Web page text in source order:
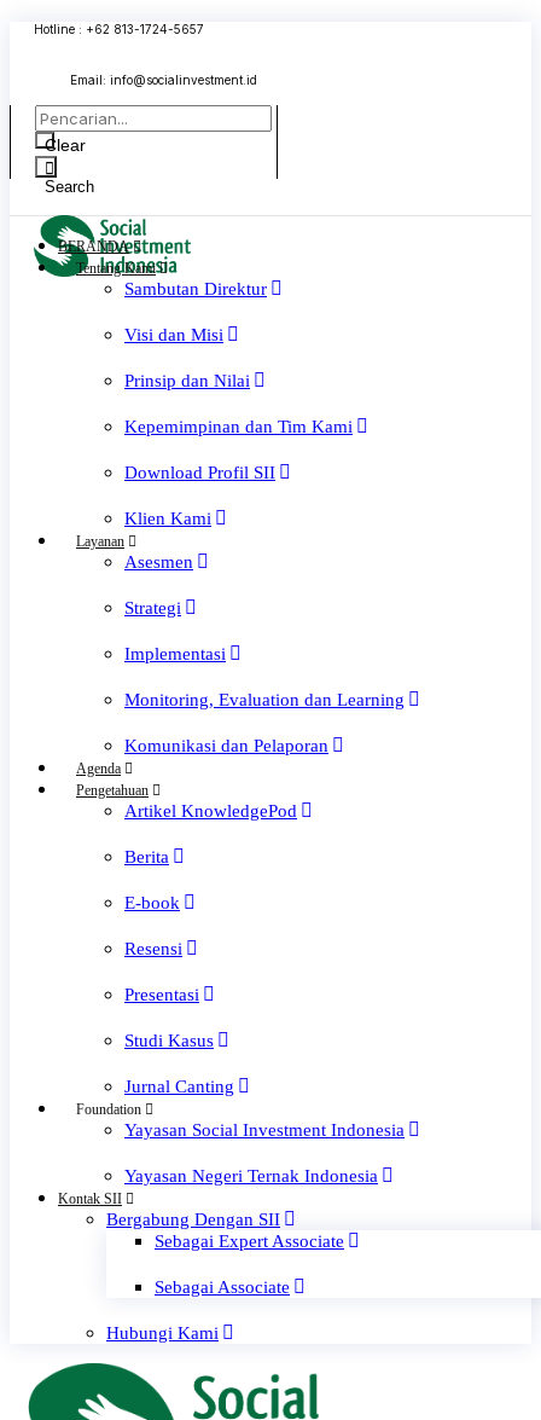
Hotline : +62 813-1724-5657
Email: info@socialinvestment.id
Clear
Search
BERANDA
Tentang Kami
Sambutan Direktur
Visi dan Misi
Prinsip dan Nilai
Kepemimpinan dan Tim Kami
Download Profil SII
Klien Kami
Layanan
Asesmen
Strategi
Implementasi
Monitoring, Evaluation dan Learning
Komunikasi dan Pelaporan
Agenda
Pengetahuan
Artikel KnowledgePod
Berita
E-book
Resensi
Presentasi
Studi Kasus
Jurnal Canting
Foundation
Yayasan Social Investment Indonesia
Yayasan Negeri Ternak Indonesia
Kontak SII
Bergabung Dengan SII
Sebagai Expert Associate
Sebagai Associate
Hubungi Kami